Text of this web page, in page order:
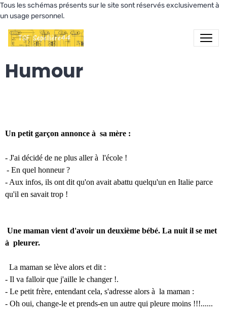
Tous les schémas présents sur le site sont réservés exclusivement à
un usage personnel.
Humour
Un petit garçon annonce à sa mère :
- J'ai décidé de ne plus aller à l'école !
- En quel honneur ?
- Aux infos, ils ont dit qu'on avait abattu quelqu'un en Italie parce
qu'il en savait trop !
Une maman vient d'avoir un deuxième bébé. La nuit il se met
à pleurer.
La maman se lève alors et dit :
- Il va falloir que j'aille le changer !.
- Le petit frère, entendant cela, s'adresse alors à la maman :
- Oh oui, change-le et prends-en un autre qui pleure moins !!!......